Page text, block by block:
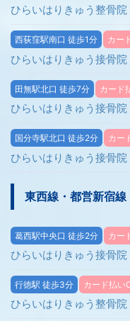
ひらいはりきゅう整骨院
西荻窪駅南口 徒歩1分 カー
ひらいはりきゅう接骨
田無駅北口 徒歩7分 カード
ひらいはりきゅう接骨院
国分寺駅北口 徒歩2分 カー
ひらいはりきゅう接骨院
東西線・都営新宿線
葛西駅中央口 徒歩2分 カー
ひらいはりきゅう接骨院
行徳駅 徒歩3分 カード払い
ひらいはりきゅう整骨院